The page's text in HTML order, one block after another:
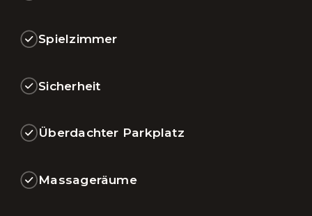
Spielzimmer
Sicherheit
Überdachter Parkplatz
Massageräume